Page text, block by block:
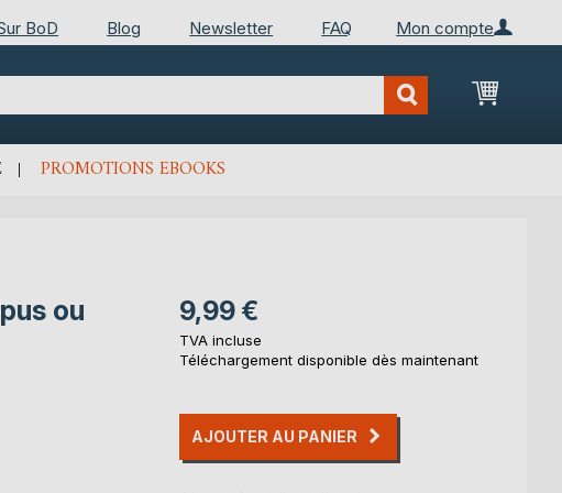
Mon compte
BoD Blog Newsletter FAQ
Mon
PROMOTIONS EBOOKS
ou
9,99 €
TVA incluse
Téléchargement disponible dès maintenant
AJOUTER AU PANIER